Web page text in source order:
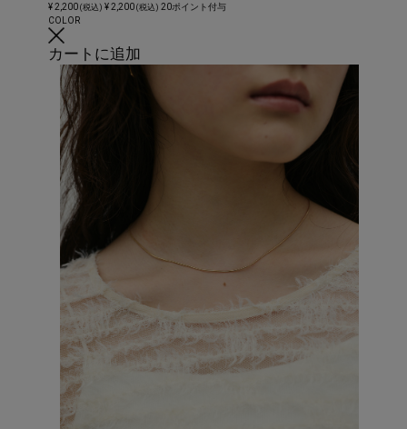
¥ 2,200(税込) ¥ 2,200(税込) 20ポイント付与
COLOR
カートに追加